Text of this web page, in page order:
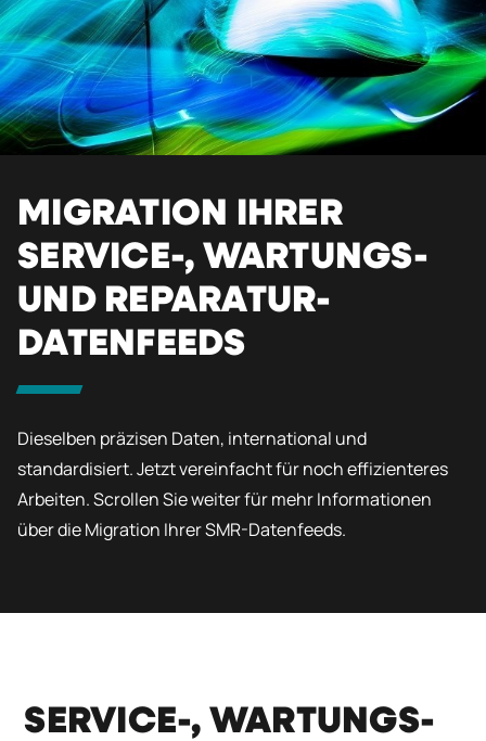
MIGRATION IHRER
SERVICE-, WARTUNGS-
UND REPARATUR-
DATENFEEDS
Dieselben präzisen Daten, international und
standardisiert. Jetzt vereinfacht für noch effizienteres
Arbeiten. Scrollen Sie weiter für mehr Informationen
über die Migration Ihrer SMR-Datenfeeds.
SERVICE-, WARTUNGS-